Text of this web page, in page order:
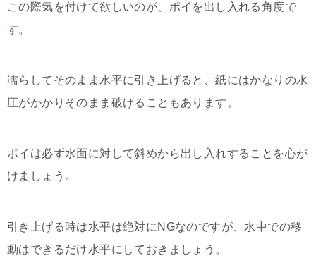
この際気を付けて欲しいのが、ポイを出し入れる角度で
す。
濡らしてそのまま水平に引き上げると、紙にはかなりの水
圧がかかりそのまま破けることもあります。
ポイは必ず水面に対して斜めから出し入れすることを心が
けましょう。
引き上げる時は水平は絶対にNGなのですが、水中での移
動はできるだけ水平にしておきましょう。